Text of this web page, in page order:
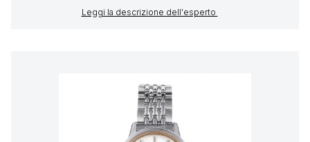
Leggi la descrizione dell'esperto